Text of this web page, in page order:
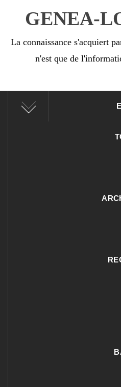
GENEA-
La connaissance s'acquiert
n'est que de